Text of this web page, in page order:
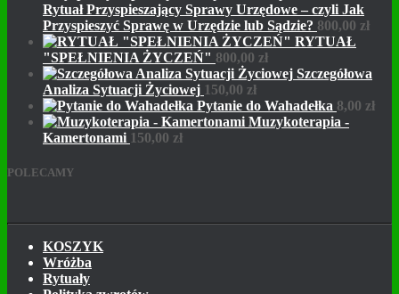
Rytuał Przyspieszający Sprawy Urzędowe – czyli Jak
Przyspieszyć Sprawę w Urzędzie lub Sądzie? 800,00 zł
RYTUAŁ
"SPEŁNIENIA ŻYCZEŃ" 800,00 zł
Szczegółowa
Analiza Sytuacji Życiowej 150,00 zł
Pytanie do Wahadełka 8,00 zł
Muzykoterapia -
Kamertonami 150,00 zł
POLECAMY
KOSZYK
Wróżba
Rytuały